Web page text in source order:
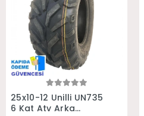
Sepete Ekle
25x10-12 Unilli UN735
6 Kat Atv Arka